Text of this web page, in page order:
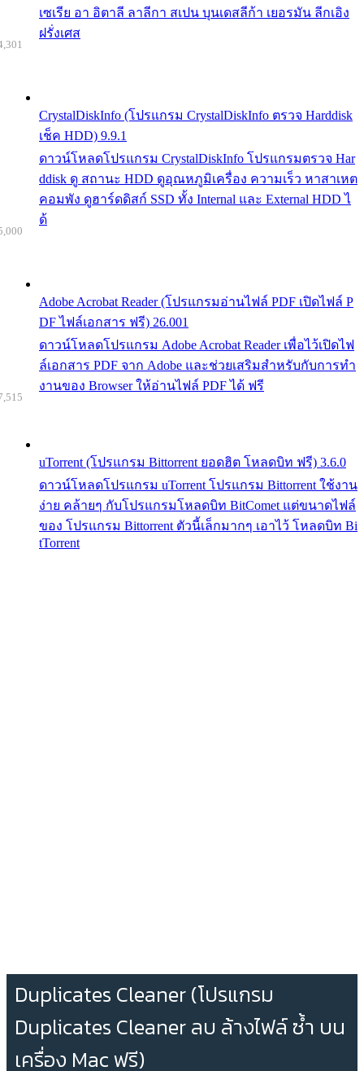
เซเรีย อา อิตาลี ลาลีกา สเปน บุนเดสลีก้า เยอรมัน ลีกเอิง
ฝรั่งเศส
CrystalDiskInfo (โปรแกรม CrystalDiskInfo ตรวจ Harddisk
เช็ค HDD) 9.9.1
ดาวน์โหลดโปรแกรม CrystalDiskInfo โปรแกรมตรวจ Har
ddisk ดู สถานะ HDD ดูอุณหภูมิเครื่อง ความเร็ว หาสาเหต
คอมพัง ดูฮาร์ดดิสก์ SSD ทั้ง Internal และ External HDD ไ
ด้
Adobe Acrobat Reader (โปรแกรมอ่านไฟล์ PDF เปิดไฟล์ P
DF ไฟล์เอกสาร ฟรี) 26.001
ดาวน์โหลดโปรแกรม Adobe Acrobat Reader เพื่อไว้เปิดไฟ
ล์เอกสาร PDF จาก Adobe และช่วยเสริมสำหรับกับการทำ
งานของ Browser ให้อ่านไฟล์ PDF ได้ ฟรี
uTorrent (โปรแกรม Bittorrent ยอดฮิต โหลดบิท ฟรี) 3.6.0
ดาวน์โหลดโปรแกรม uTorrent โปรแกรม Bittorrent ใช้งาน
ง่าย คล้ายๆ กับโปรแกรมโหลดบิท BitComet แต่ขนาดไฟล์
ของ โปรแกรม Bittorrent ตัวนี้เล็กมากๆ เอาไว้ โหลดบิท Bi
tTorrent
Duplicates Cleaner (โปรแกรม
Duplicates Cleaner ลบ ล้างไฟล์ ซ้ำ บน
เครื่อง Mac ฟรี)